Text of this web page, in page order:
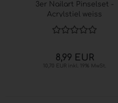
3er Nailart Pinselset -
Acrylstiel weiss
8,99 EUR
10,70 EUR inkl. 19% MwSt.